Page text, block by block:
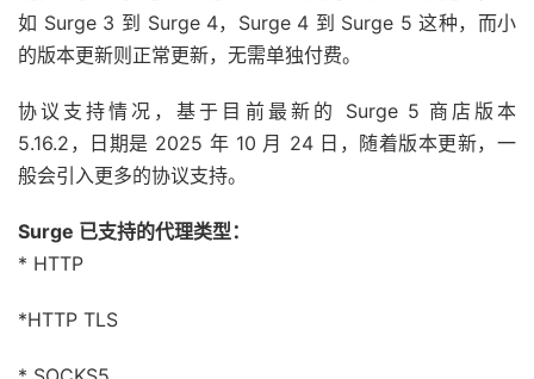
如 Surge 3 到 Surge 4，Surge 4 到 Surge 5 这种，而小
的版本更新则正常更新，无需单独付费。
协议支持情况，基于目前最新的 Surge 5 商店版本
5.16.2，日期是 2025 年 10 月 24 日，随着版本更新，一
般会引入更多的协议支持。
Surge 已支持的代理类型：
* HTTP
*HTTP TLS